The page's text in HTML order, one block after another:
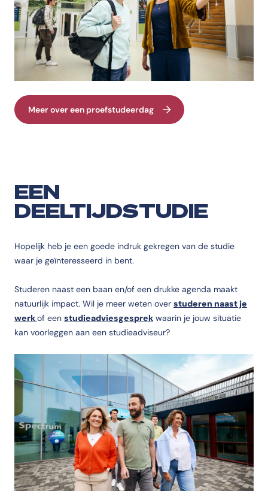
Meer over een proefstudeerdag
EEN
DEELTIJDSTUDIE
Hopelijk heb je een goede indruk gekregen van de studie
waar je geïnteresseerd in bent.
Studeren naast een baan en/of een drukke agenda maakt
natuurlijk impact. Wil je meer weten over studeren naast je
werkof een studieadviesgesprek waarin je jouw situatie
kan voorleggen aan een studieadviseur?